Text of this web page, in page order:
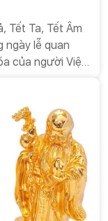
Tết Ta, Tết Âm
ngày lễ quan
của người Việt
khắc để
gắm những ước